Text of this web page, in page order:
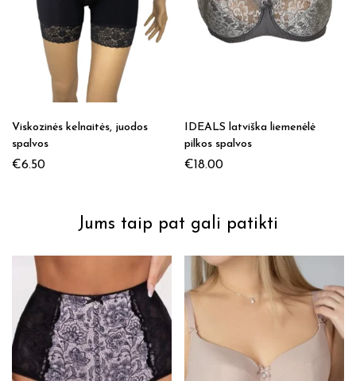
Viskozinės kelnaitės, juodos
spalvos
€6.50
IDEALS latviška liemenėlė
pilkos spalvos
€18.00
Jums taip pat gali patikti